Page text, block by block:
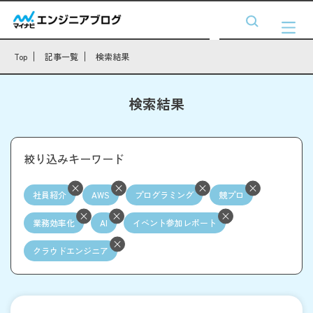
Top 記事一覧 検索結果
検索結果
絞り込みキーワード
社員紹介 AWS プログラミング 競プロ
業務効率化 AI イベント参加レポート
クラウドエンジニア